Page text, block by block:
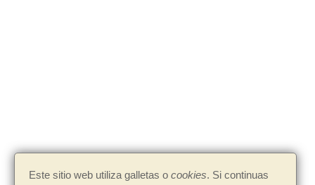
Este sitio web utiliza galletas o cookies. Si continuas